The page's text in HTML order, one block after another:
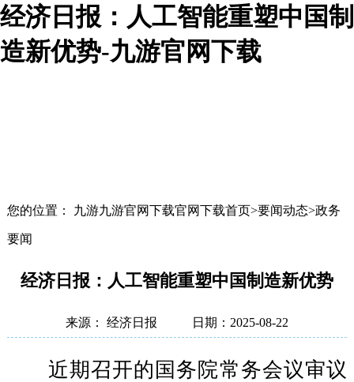
经济日报：人工智能重塑中国制
造新优势-九游官网下载
您的位置： 九游九游官网下载官网下载首页>要闻动态>政务
要闻
经济日报：人工智能重塑中国制造新优势
来源： 经济日报 日期：2025-08-22
近期召开的国务院常务会议审议